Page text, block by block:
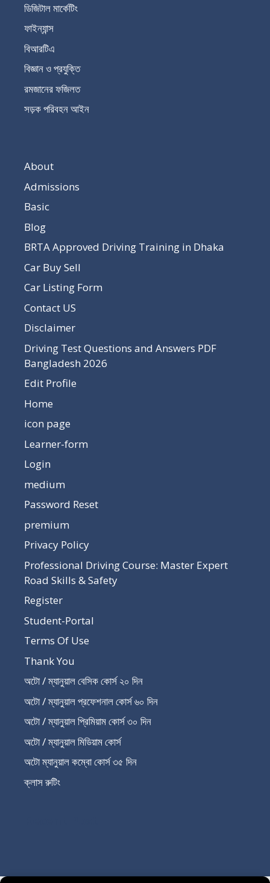
ডিজিটাল মার্কেটিং
ফাইন্যান্স
বিআরটিএ
বিজ্ঞান ও প্রযুক্তি
রমজানের ফজিলত
সড়ক পরিবহন আইন
About
Admissions
Basic
Blog
BRTA Approved Driving Training in Dhaka
Car Buy Sell
Car Listing Form
Contact US
Disclaimer
Driving Test Questions and Answers PDF
Bangladesh 2026
Edit Profile
Home
icon page
Learner-form
Login
medium
Password Reset
premium
Privacy Policy
Professional Driving Course: Master Expert
Road Skills & Safety
Register
Student-Portal
Terms Of Use
Thank You
অটো / ম্যানুয়াল বেসিক কোর্স ২০ দিন
অটো / ম্যানুয়াল প্রফেশনাল কোর্স ৬০ দিন
অটো / ম্যানুয়াল প্রিমিয়াম কোর্স ৩০ দিন
অটো / ম্যানুয়াল মিডিয়াম কোর্স
অটো ম্যানুয়াল কম্বো কোর্স ৩৫ দিন
ক্লাস রুটিং